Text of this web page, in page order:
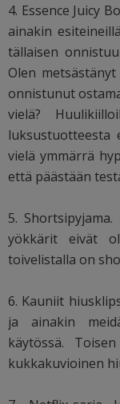
4. Essence Juicy
ainakin
tällaisen
Olen
onnistunut
vielä?
vielä ymmärrä
että päästään
5.
yökkärit eivät
toivelistalla on
6. Kauniit
ja ainakin
käytössä.
kukkakuvioinen